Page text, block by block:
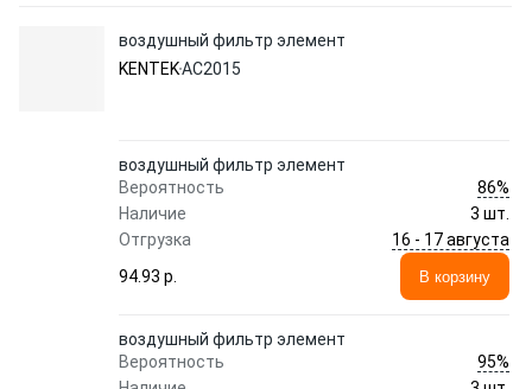
воздушный фильтр элемент
KENTEKAC2015
воздушный фильтр элемент
Вероятность
86%
Наличие
3 шт.
Отгрузка
16 - 17 августа
94.93 p.
В корзину
воздушный фильтр элемент
Вероятность
95%